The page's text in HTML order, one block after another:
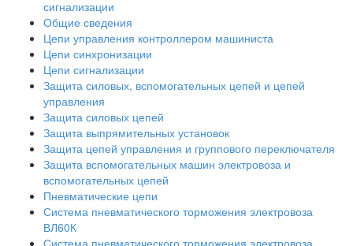
сигнализации
Общие сведения
Цепи управления контроллером машиниста
Цепи синхронизации
Цепи сигнализации
Защита силовых, вспомогательных цепей и цепей
управления
Защита силовых цепей
Защита выпрямительных установок
Защита цепей управления и группового переключателя
Защита вспомогательных машин электровоза и
вспомогательных цепей
Пневматические цепи
Система пневматического торможения электровоза
ВЛ60К
Система пневматического торможения электровоза